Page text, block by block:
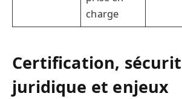
charge
Certification,
juridique et enjeux